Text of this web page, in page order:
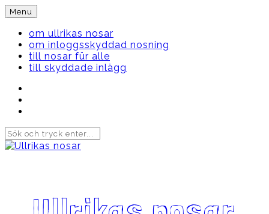
Skip
to
content
Menu
om ullrikas nosar
om inloggsskyddad nosning
till nosar für alle
till skyddade inlägg